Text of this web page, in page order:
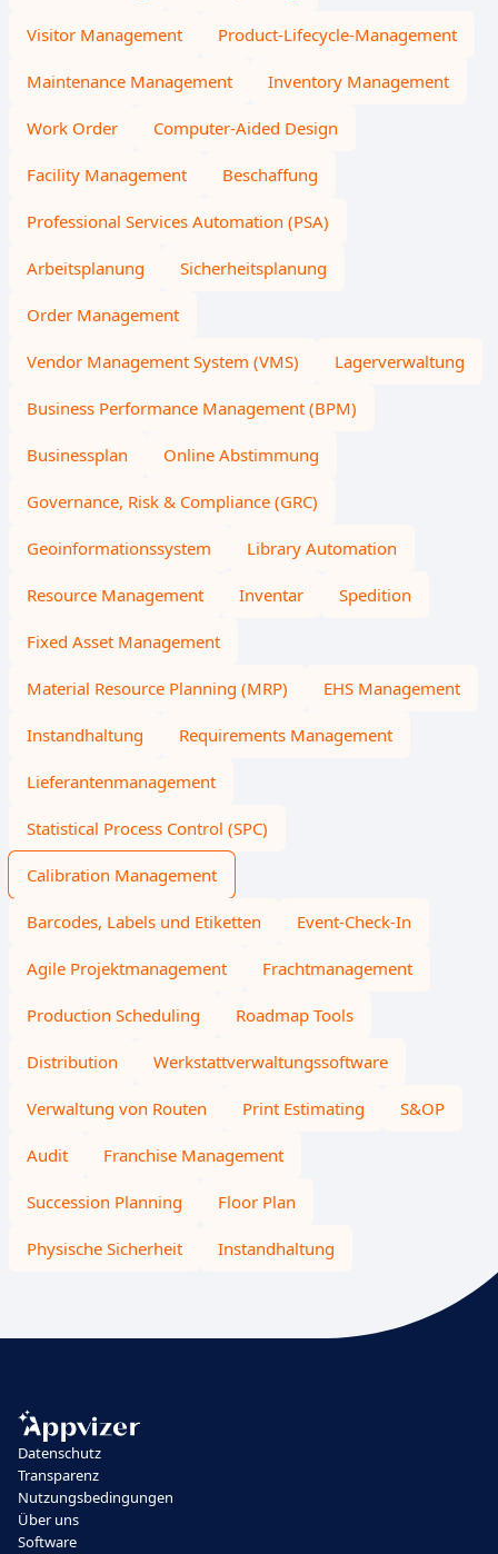
Visitor Management Product-Lifecycle-Management
Maintenance Management Inventory Management
Work Order Computer-Aided Design
Facility Management Beschaffung
Professional Services Automation (PSA)
Arbeitsplanung Sicherheitsplanung
Order Management
Vendor Management System (VMS) Lagerverwaltung
Business Performance Management (BPM)
Businessplan Online Abstimmung
Governance, Risk & Compliance (GRC)
Geoinformationssystem Library Automation
Resource Management Inventar Spedition
Fixed Asset Management
Material Resource Planning (MRP) EHS Management
Instandhaltung Requirements Management
Lieferantenmanagement
Statistical Process Control (SPC)
Calibration Management
Barcodes, Labels und Etiketten Event-Check-In
Agile Projektmanagement Frachtmanagement
Production Scheduling Roadmap Tools
Distribution Werkstattverwaltungssoftware
Verwaltung von Routen Print Estimating S&OP
Audit Franchise Management
Succession Planning Floor Plan
Physische Sicherheit Instandhaltung
Datenschutz
Transparenz
Nutzungsbedingungen
Über uns
Software